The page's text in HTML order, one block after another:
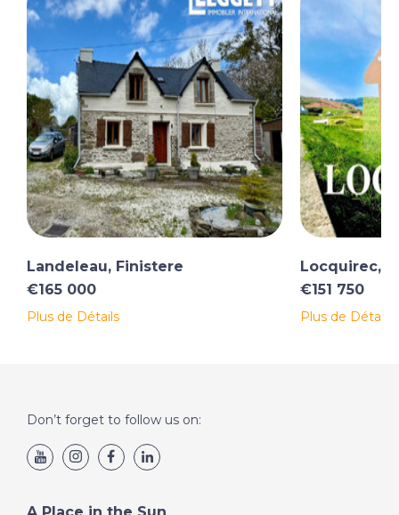
Landeleau, Finistere
€165 000
Plus de Détails
Locquirec,
€151 750
Plus de Détails
Don’t forget to follow us on: